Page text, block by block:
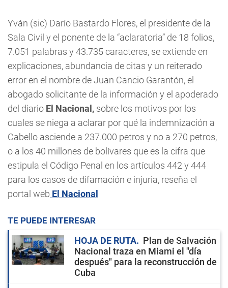
Yván (sic) Darío Bastardo Flores, el presidente de la
Sala Civil y el ponente de la “aclaratoria” de 18 folios,
7.051 palabras y 43.735 caracteres, se extiende en
explicaciones, abundancia de citas y un reiterado
error en el nombre de Juan Cancio Garantón, el
abogado solicitante de la información y el apoderado
del diario El Nacional, sobre los motivos por los
cuales se niega a aclarar por qué la indemnización a
Cabello asciende a 237.000 petros y no a 270 petros,
o a los 40 millones de bolívares que es la cifra que
estipula el Código Penal en los artículos 442 y 444
para los casos de difamación e injuria, reseña el
portal web El Nacional
TE PUEDE INTERESAR
HOJA DE RUTA
Plan de Salvación
Nacional traza en Miami el "día
después" para la reconstrucción de
Cuba